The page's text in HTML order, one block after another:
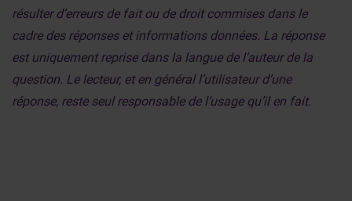
résulter d’erreurs de fait ou de droit commises dans le
cadre des réponses et informations données. La réponse
est uniquement reprise dans la langue de l’auteur de la
question. Le lecteur, et en général l’utilisateur d’une
réponse, reste seul responsable de l’usage qu’il en fait.